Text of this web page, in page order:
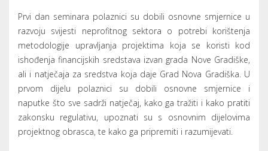
je voditeljica seminara Senka Vranić.
DECEMBER 23, 2016
Otvoren natječaj za Mjeru 6.1.:
''Potpora mladim poljoprivrednicima''